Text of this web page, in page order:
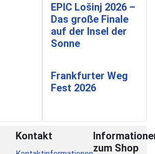
EPIC Lošinj 2026 –
Das große Finale
auf der Insel der
Sonne
Frankfurter Weg
Fest 2026
Kontakt
zum Shop